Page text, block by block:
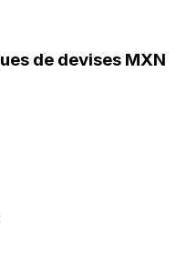
de devises MXN